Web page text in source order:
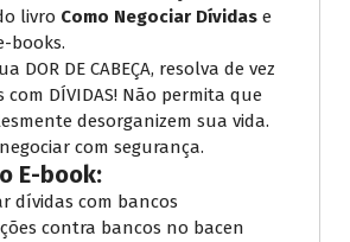
livro Como Negociar Dívidas e
books.
DOR DE CABEÇA, resolva de vez
DÍVIDAS! Não permita que
desorganizem sua vida.
com segurança.
E-book:
dívidas com bancos
contra bancos no bacen